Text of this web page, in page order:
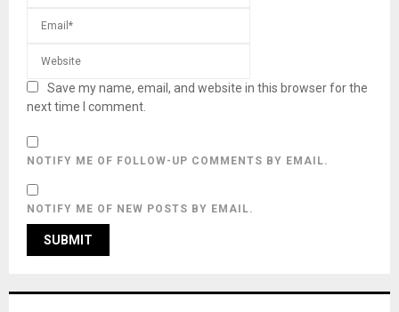
Save my name, email, and website in this browser for the
next time I comment.
NOTIFY ME OF FOLLOW-UP COMMENTS BY EMAIL.
NOTIFY ME OF NEW POSTS BY EMAIL.